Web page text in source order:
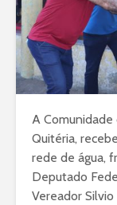
A Comunidade
Quitéria,
rede de água,
Deputado
Vereador